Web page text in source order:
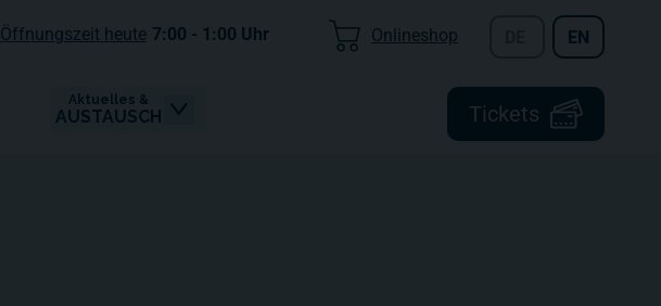
Tickets
Aktuelles &
AUSTAUSCH
Öffnungszeit heute 7:00 - 1:00 Uhr Onlineshop EN